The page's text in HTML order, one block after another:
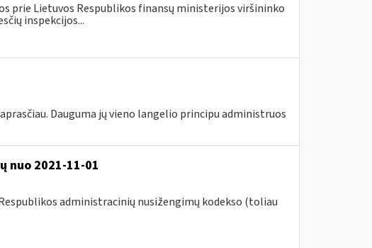
prie Lietuvos Respublikos finansų ministerijos viršininko
inspekcijos...
Dauguma jų vieno langelio principu administruos
nuo 2021-11-01
administracinių nusižengimų kodekso (toliau